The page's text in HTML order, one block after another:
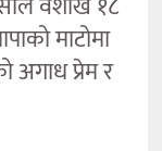
माटोमा
अगाध प्रेम र